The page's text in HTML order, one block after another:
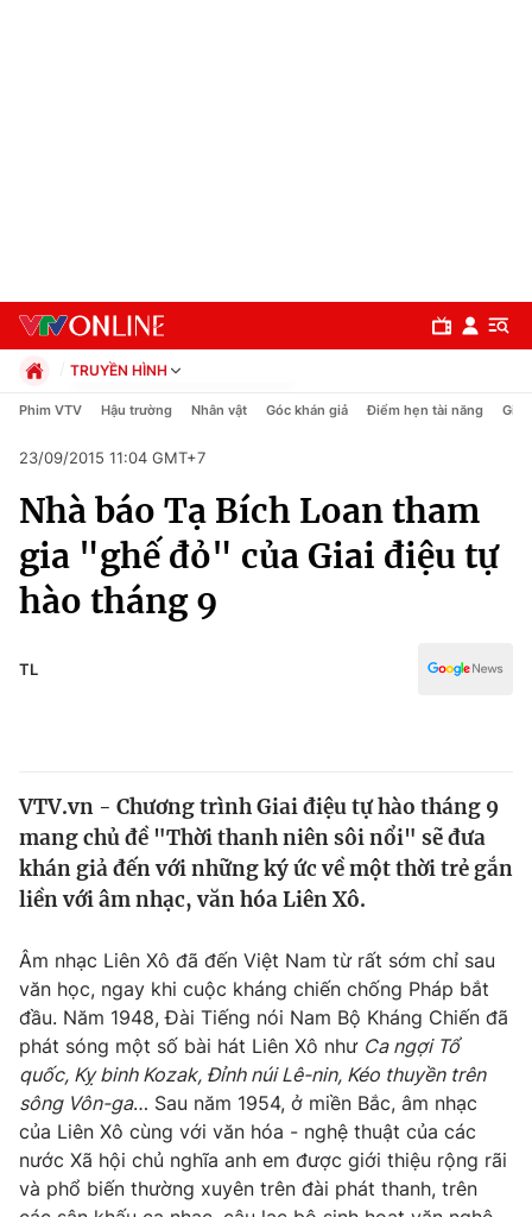
Chuyên mục
Chính trị
Xã hội
Pháp luật
Thế giới
Tin tức
Thế giới đó đây
Câu chuyện quốc tế
Kinh tế
Thị trường
Góc doanh nghiệp
Dữ liệu và đời sống
Truyền hình
Phim VTV
Hậu trường
Nhân vật
Giải trí
Điện ảnh
Âm nhạc
Đời sống
Du lịch
TRUYỀN HÌNH
Chính trị
Pháp luật
Kinh tế
Thể thao
Truyền hình
Văn hóa - Giải trí
Phim VTV Hậu trường Nhân vật Góc khán giả Điểm hẹn tài năng Giải
23/09/2015 11:04 GMT+7
Nhà báo Tạ Bích Loan tham
gia "ghế đỏ" của Giai điệu tự
hào tháng 9
TL
VTV.vn - Chương trình Giai điệu tự hào tháng 9
mang chủ đề "Thời thanh niên sôi nổi" sẽ đưa
khán giả đến với những ký ức về một thời trẻ gắn
liền với âm nhạc, văn hóa Liên Xô.
Âm nhạc Liên Xô đã đến Việt Nam từ rất sớm chỉ sau
văn học, ngay khi cuộc kháng chiến chống Pháp bắt
đầu. Năm 1948, Đài Tiếng nói Nam Bộ Kháng Chiến đã
phát sóng một số bài hát Liên Xô như Ca ngợi Tổ
quốc, Kỵ binh Kozak, Đỉnh núi Lê-nin, Kéo thuyền trên
sông Vôn-ga… Sau năm 1954, ở miền Bắc, âm nhạc
của Liên Xô cùng với văn hóa - nghệ thuật của các
nước Xã hội chủ nghĩa anh em được giới thiệu rộng rãi
và phổ biến thường xuyên trên đài phát thanh, trên